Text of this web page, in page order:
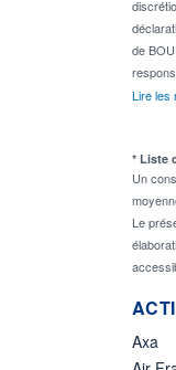
de
Lire les
* Liste
Un
Le
Axa